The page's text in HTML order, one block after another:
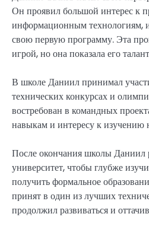
Он проявил большой интерес к
информационным технологиям,
свою первую программу. Эта
игрой, но она показала его
В школе Даниил принимал
технических конкурсах и
востребован в командных
навыкам и интересу к изучению
После окончания школы Даниил
университет, чтобы глубже
получить формальное
принят в один из лучших
продолжил развиваться и